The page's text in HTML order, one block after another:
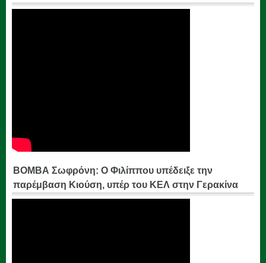
ΒΟΜΒΑ Σωφρόνη: Ο Φιλίππου υπέδειξε την
παρέμβαση Κιούση, υπέρ του ΚΕΛ στην Γερακίνα